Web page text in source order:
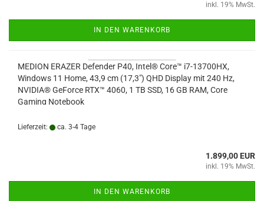
inkl. 19% MwSt.
IN DEN WARENKORB
MEDION ERAZER Defender P40, Intel® Core™ i7-13700HX,
Windows 11 Home, 43,9 cm (17,3") QHD Display mit 240 Hz,
NVIDIA® GeForce RTX™ 4060, 1 TB SSD, 16 GB RAM, Core
Gaming Notebook
Lieferzeit: ca. 3-4 Tage
1.899,00 EUR
inkl. 19% MwSt.
IN DEN WARENKORB